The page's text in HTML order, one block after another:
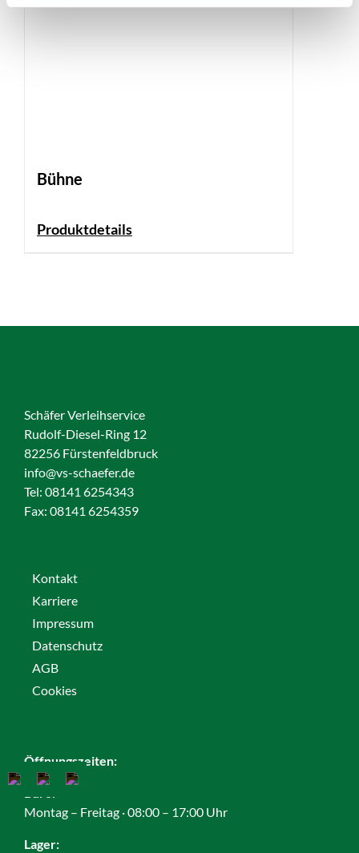
Bühne
Produktdetails
Schäfer Verleihservice
Rudolf-Diesel-Ring 12
82256 Fürstenfeldbruck
info@vs-schaefer.de
Tel: 08141 6254343
Fax: 08141 6254359
Kontakt
Karriere
Impressum
Datenschutz
AGB
Cookies
Öffnungszeiten:
Montag – Freitag · 08:00 – 17:00 Uhr
Lager: